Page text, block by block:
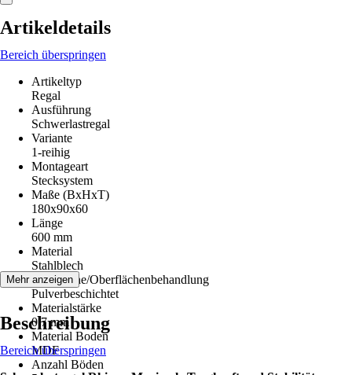
Artikeldetails
Bereich überspringen
Artikeltyp
Regal
Ausführung
Schwerlastregal
Variante
1-reihig
Montageart
Stecksystem
Maße (BxHxT)
180x90x60
Länge
600 mm
Material
Stahlblech
Oberfläche/Oberflächenbehandlung
Pulverbeschichtet
Materialstärke
0,7 mm
Material Boden
MDF
Anzahl Böden
Mehr anzeigen
Beschreibung
Bereich überspringen